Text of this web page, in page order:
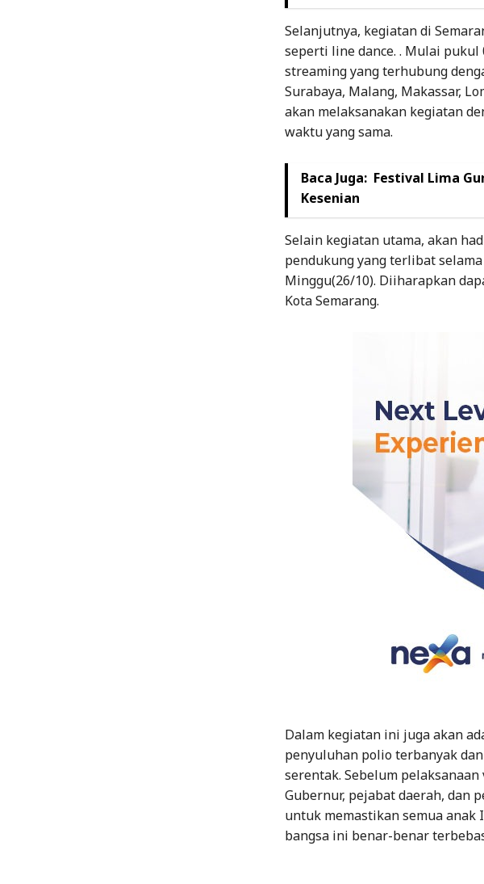
Selanjutnya, kegiatan di
seperti line dance. . Mulai pukul
streaming yang terhubung
Surabaya, Malang, Makassar,
akan melaksanakan kegiatan
waktu yang sama.
Baca Juga: Festival Lima
Kesenian
Selain kegiatan utama, akan
pendukung yang terlibat
Minggu(26/10). Diiharapkan
Kota Semarang.
Dalam kegiatan ini juga akan
penyuluhan polio terbanyak
serentak. Sebelum
Gubernur, pejabat daerah, dan
untuk memastikan semua anak
bangsa ini benar-benar